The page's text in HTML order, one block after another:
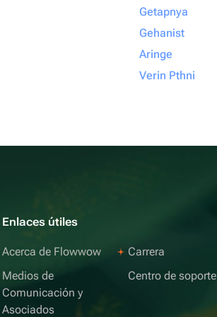
Getapnya
Gehanist
Aringe
Verin Pthni
Enlaces útiles
Acerca de Flowwow
Medios de
Comunicación y
Asociados
Carrera
Centro de soporte